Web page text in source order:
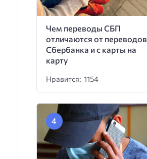
Чем переводы СБП
отличаются от переводов
Сбербанка и с карты на
карту
Нравится: 1154